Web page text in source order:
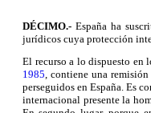
DÉCIMO.- España ha
jurídicos cuya protección
El recurso a lo dispuesto en
1985, contiene una remisión
perseguidos en España. Es
internacional presente la